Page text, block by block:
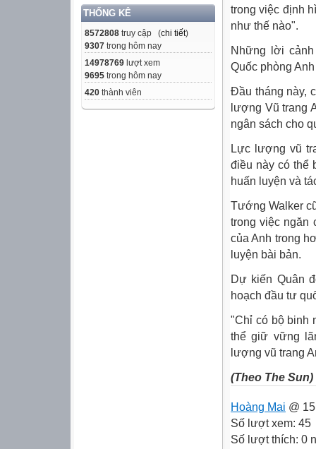
THỐNG KÊ
8572808 truy cập (chi tiết)
9307 trong hôm nay
14978769 lượt xem
9695 trong hôm nay
420 thành viên
trong việc định
như thế nào".
Những lời
Quốc phòng
Đầu tháng này,
lượng Vũ trang
ngân sách cho
Lực lượng vũ
điều này có thể
huấn luyện và
Tướng Walker
trong việc ngăn
của Anh trong
luyện bài bản.
Dự kiến Quân
hoạch đầu tư
"Chỉ có bộ binh
thể giữ vững
lượng vũ trang
(Theo The Sun)
Hoàng Mai @
Số lượt xem: 45
Số lượt thích: 0